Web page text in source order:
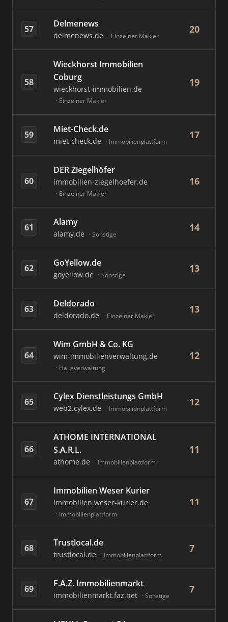
57 Delmenews
delmenews.de Einzelner Makler
20
58
Wieckhorst Immobilien
Coburg
wieckhorst-immobilien.de
Einzelner Makler
19
59 Miet-Check.de
miet-check.de Immobilienplattform
17
60
DER Ziegelhöfer
immobilien-ziegelhoefer.de
Einzelner Makler
16
61 Alamy
alamy.de Sonstige
14
62 GoYellow.de
goyellow.de Sonstige
13
63 Deldorado
deldorado.de Einzelner Makler
13
64
Wim GmbH & Co. KG
wim-immobilienverwaltung.de
Hausverwaltung
12
65 Cylex Dienstleistungs GmbH
web2.cylex.de Immobilienplattform
12
66
ATHOME INTERNATIONAL
S.A.R.L.
athome.de Immobilienplattform
11
67
Immobilien Weser Kurier
immobilien.weser-kurier.de
Immobilienplattform
11
68 Trustlocal.de
trustlocal.de Immobilienplattform
7
69 F.A.Z. Immobilienmarkt
immobilienmarkt.faz.net Sonstige
7